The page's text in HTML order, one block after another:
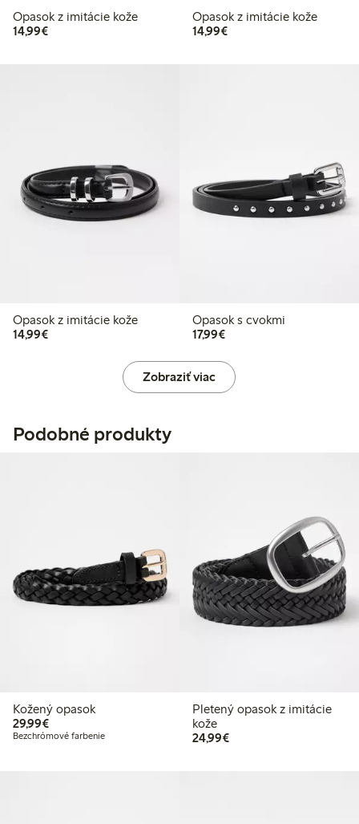
Opasok z imitácie kože
14,99€14,99 €
Opasok z imitácie kože
14,99€14,99 €
Opasok z imitácie kože
14,99€14,99 €
Opasok s cvokmi
17,99€17,99 €
Zobraziť viac
Podobné produkty
Kožený opasok
29,99€29,99 €
Bezchrómové farbenie
Pletený opasok z imitácie
kože
24,99€24,99 €